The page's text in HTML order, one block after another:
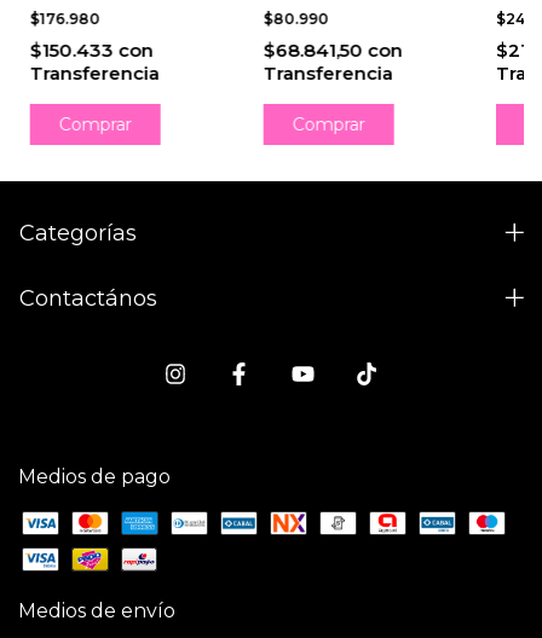
$176.980
$150.433 con
Transferencia
Comprar
$80.990
$68.841,50 con
Transferencia
Comprar
Categorías
Contactános
Medios de pago
Medios de envío